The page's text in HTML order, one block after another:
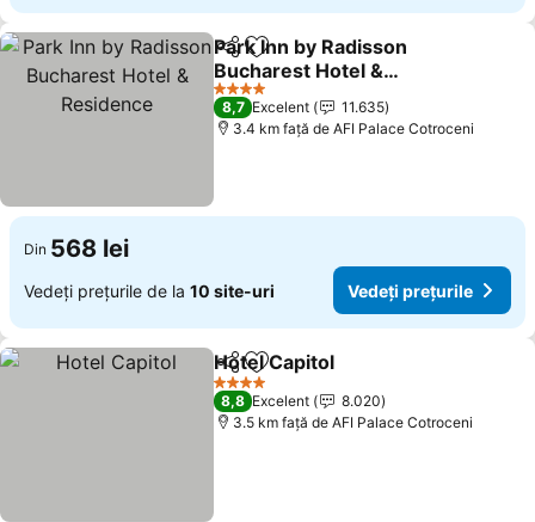
DistribuițiAdăugaţi la favorite
Park Inn by Radisson
Bucharest Hotel &
Residence
4 Stele
8,7 Excelent
11.635
3.4 km faţă de AFI Palace Cotroceni
Din 568 lei
Vedeți prețurile de la 10 site-uri Vedeți prețurile
DistribuițiAdăugaţi la favorite
Hotel Capitol
4 Stele
8,8 Excelent
8.020
3.5 km faţă de AFI Palace Cotroceni